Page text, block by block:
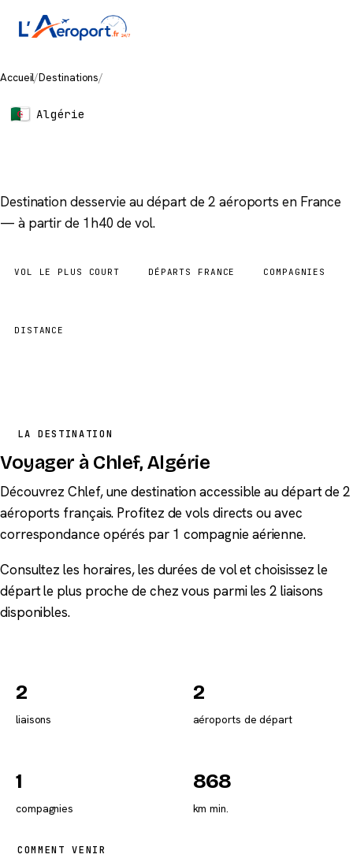
Accueil/Destinations/
Algérie
Destination desservie au départ de 2 aéroports en France
— à partir de 1h40 de vol.
VOL LE PLUS COURT DÉPARTS FRANCE COMPAGNIES
DISTANCE
LA DESTINATION
Voyager à Chlef, Algérie
Découvrez Chlef, une destination accessible au départ de 2
aéroports français. Profitez de vols directs ou avec
correspondance opérés par 1 compagnie aérienne.
Consultez les horaires, les durées de vol et choisissez le
départ le plus proche de chez vous parmi les 2 liaisons
disponibles.
2
liaisons
2
aéroports de départ
1
compagnies
868
km min.
COMMENT VENIR